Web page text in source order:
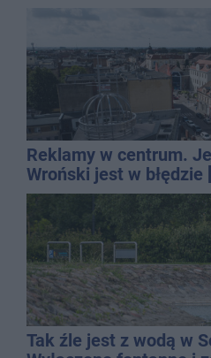
Reklamy w centrum.
Wroński jest w błędzie
Tak źle jest z wodą w